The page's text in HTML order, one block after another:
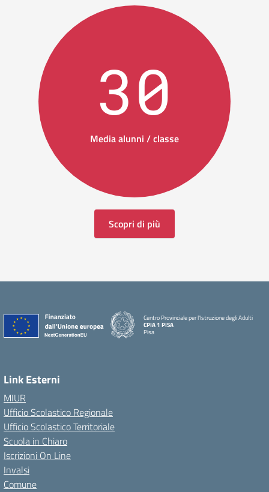
30
Media alunni / classe
Scopri di più
Centro Provinciale per l'Istruzione degli Adulti
CPIA 1 PISA
Pisa
Link Esterni
MIUR
Ufficio Scolastico Regionale
Ufficio Scolastico Territoriale
Scuola in Chiaro
Iscrizioni On Line
Invalsi
Comune